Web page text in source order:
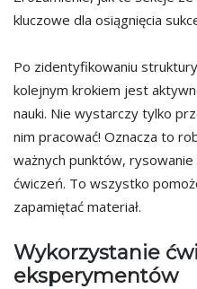
kluczowe dla osiągnięcia
Po zidentyfikowaniu
kolejnym krokiem jest
nauki. Nie wystarczy tylko
nim pracować! Oznacza to
ważnych punktów,
ćwiczeń. To wszystko
zapamiętać materiał.
Wykorzystanie
eksperymentów